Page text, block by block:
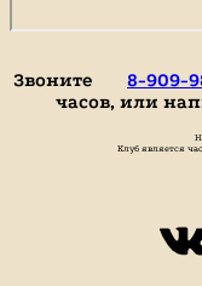
Звоните 8-909-
часов, или
Клуб является